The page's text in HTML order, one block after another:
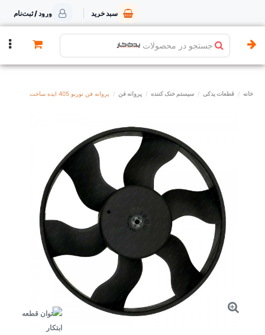
سبد خرید ورود / ثبت‌نام
جستجو در محصولات
خانه قطعات یدکی سیستم خنک کننده پروانه فن پروانه فن توربو 405 ایده ساخت